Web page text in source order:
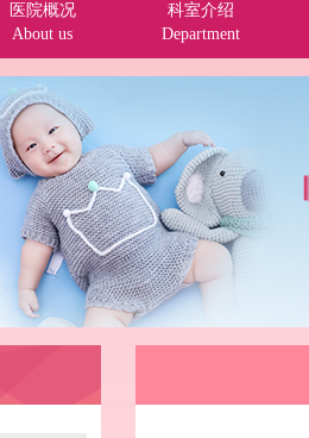
医院概况
About us
科室介绍
Department